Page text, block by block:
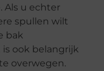
Als u echter
spullen wilt
bak
ook belangrijk
overwegen.